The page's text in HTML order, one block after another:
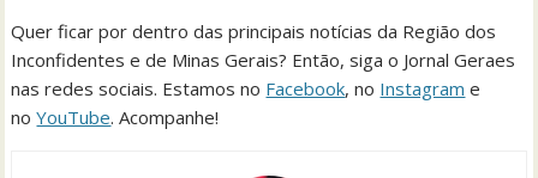
Quer ficar por dentro das principais notícias da Região dos
Inconfidentes e de Minas Gerais? Então, siga o Jornal Geraes
nas redes sociais. Estamos no Facebook, no Instagram e
noYouTube. Acompanhe!